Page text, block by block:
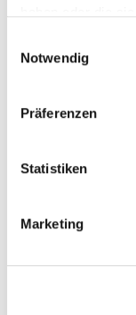
Cookies, wenn
Notwendig
Präferenzen
Statistiken
Marketing